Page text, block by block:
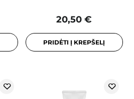
20,50 €
PRIDĖTI Į KREPŠELĮ